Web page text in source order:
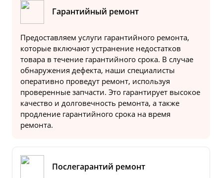
Гарантийный ремонт
Предоставляем услуги гарантийного ремонта,
которые включают устранение недостатков
товара в течение гарантийного срока. В случае
обнаружения дефекта, наши специалисты
оперативно проведут ремонт, используя
проверенные запчасти. Это гарантирует высокое
качество и долговечность ремонта, а также
продление гарантийного срока на время
ремонта.
Послегарантий ремонт